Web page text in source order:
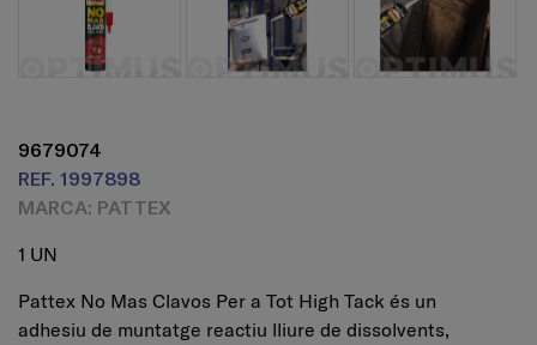
9679074
REF. 1997898
MARCA: PATTEX
1 UN
Pattex No Mas Clavos Per a Tot High Tack és un
adhesiu de muntatge reactiu lliure de dissolvents,